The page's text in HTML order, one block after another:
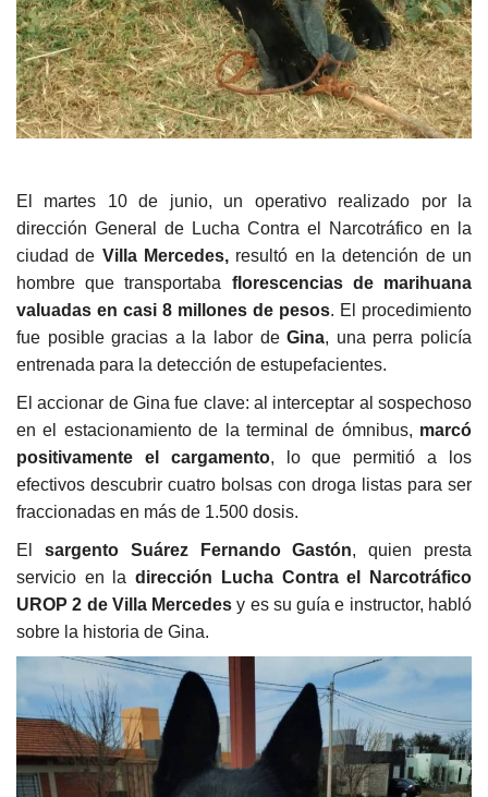
El martes 10 de junio, un operativo realizado por la
dirección General de Lucha Contra el Narcotráfico en la
ciudad de Villa Mercedes, resultó en la detención de un
hombre que transportaba florescencias de marihuana
valuadas en casi 8 millones de pesos. El procedimiento
fue posible gracias a la labor deGina, una perra policía
entrenada para la detección de estupefacientes.
El accionar de Gina fue clave: al interceptar al sospechoso
en el estacionamiento de la terminal de ómnibus, marcó
positivamente el cargamento, lo que permitió a los
efectivos descubrir cuatro bolsas con droga listas para ser
fraccionadas en más de 1.500 dosis.
El sargento Suárez Fernando Gastón, quien presta
servicio en ladirección Lucha Contra el Narcotráfico
UROP 2 de Villa Mercedes y es su guía e instructor, habló
sobre la historia de Gina.